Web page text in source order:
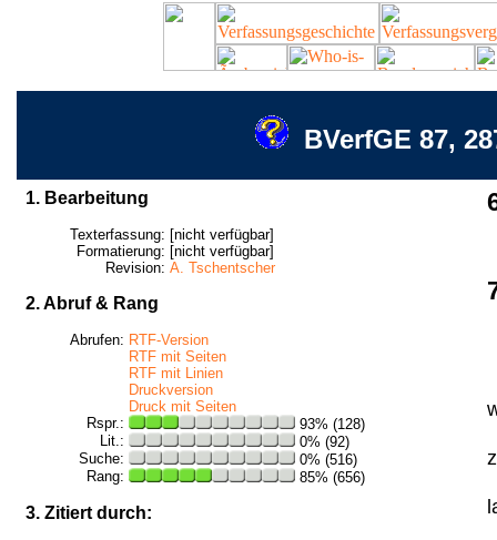
BVerfGE 87,
1. Bearbeitung
Texterfassung: [nicht verfügbar]
Formatierung: [nicht verfügbar]
Revision: A. Tschentscher
2. Abruf & Rang
Abrufen: RTF-Version
RTF mit Seiten
RTF mit Linien
Druckversion
Druck mit Seiten
Rspr.:
93% (128)
Lit.:
0% (92)
Suche:
0% (516)
Rang:
85% (656)
3. Zitiert durch: